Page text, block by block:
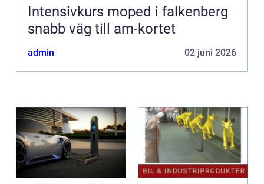
Intensivkurs moped i falkenberg
snabb väg till am-kortet
admin 02 juni 2026